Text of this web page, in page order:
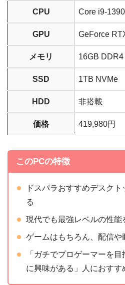
CPU Core i9-
GPU GeForce
メモリ 16GB
SSD 1TB NVMe
HDD 非搭載
価格 419,980円
このPCの特徴
ドスパラおすすめデスク
る
現代でも最強レベルの性能
ゲームはもちろん、配信や
「ガチでプロゲーマーを
に興味がある」人におすす